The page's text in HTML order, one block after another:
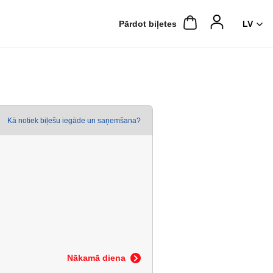
Pārdot biļetes
Kā notiek biļešu iegāde un saņemšana?
Nākamā diena